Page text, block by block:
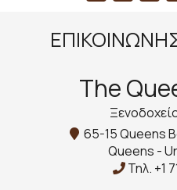
The
65-15 Queens
Queens -
Τηλ. +1